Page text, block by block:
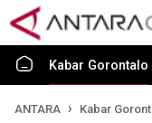
Kabar Gorontalo
ANTARA Kabar